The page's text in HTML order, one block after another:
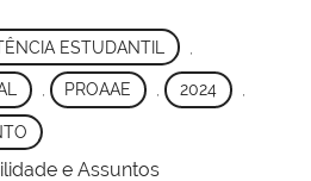
ESTUDANTIL
, PROAAE , 2024 ,
e Assuntos